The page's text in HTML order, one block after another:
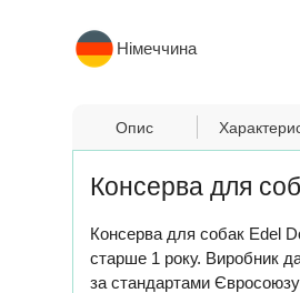
Німеччина
Опис
Консерва для
Консерва для собак Edel
старше 1 року. Виробник
за стандартами Євросоюзу